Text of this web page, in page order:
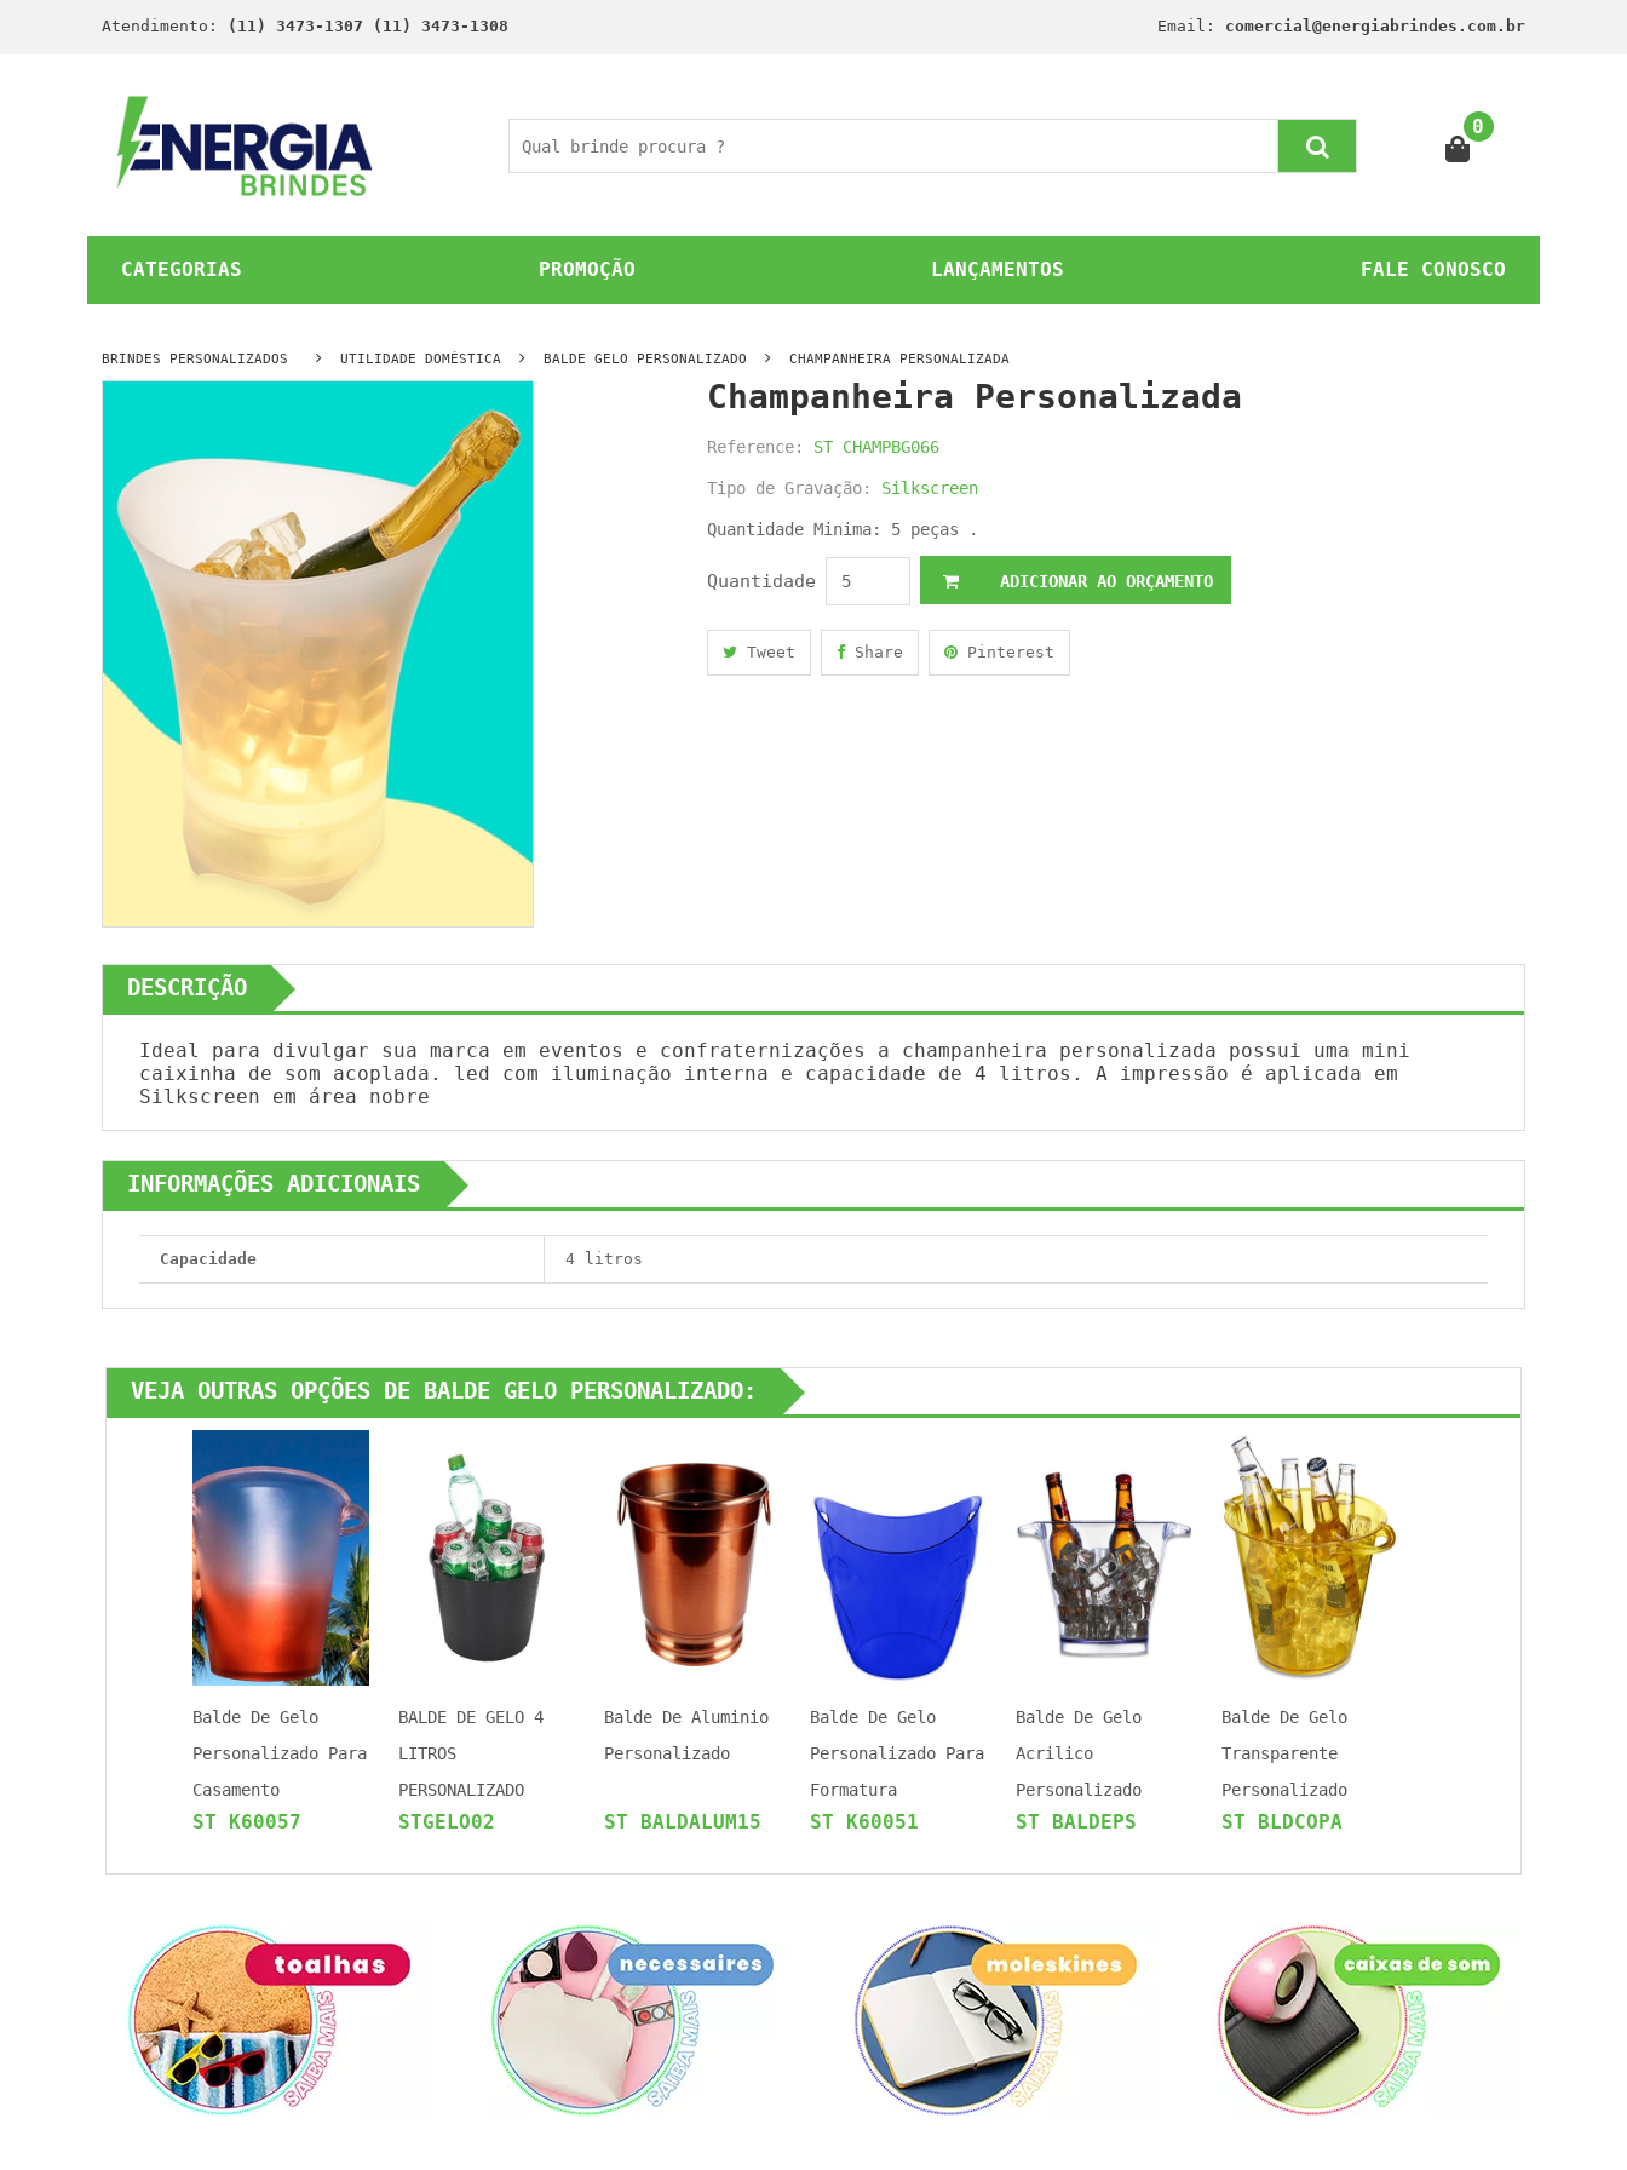
Atendimento: (11) 3473-1307 (11) 3473-1308 Email: comercial@energiabrindes.com.br
0
CATEGORIAS PROMOÇÃO LANÇAMENTOS FALE CONOSCO
BRINDES PERSONALIZADOS UTILIDADE DOMÉSTICA BALDE GELO PERSONALIZADO CHAMPANHEIRA PERSONALIZADA
Champanheira Personalizada
Reference: ST CHAMPBG066
Tipo de Gravação: Silkscreen
Quantidade Minima: 5 peças .
Quantidade ADICIONAR AO ORÇAMENTO
Tweet Share Pinterest
DESCRIÇÃO
Ideal para divulgar sua marca em eventos e confraternizações a champanheira personalizada possui uma mini
caixinha de som acoplada. led com iluminação interna e capacidade de 4 litros. A impressão é aplicada em
Silkscreen em área nobre
INFORMAÇÕES ADICIONAIS
Capacidade 4 litros
VEJA OUTRAS OPÇÕES DE BALDE GELO PERSONALIZADO:
Balde De Gelo
Personalizado Para
Casamento
ST K60057
BALDE DE GELO 4
LITROS
PERSONALIZADO
STGELO02
Balde De Aluminio
Personalizado
ST BALDALUM15
Balde De Gelo
Personalizado Para
Formatura
ST K60051
Balde De Gelo
Acrilico
Personalizado
ST BALDEPS
Balde De Gelo
Transparente
Personalizado
ST BLDCOPA